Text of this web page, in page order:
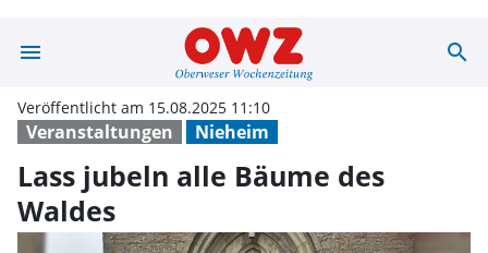
menu Lass jubeln alle
search
Veranstaltungen Nieheim
Veröffentlicht am 15.08.2025 11:10
Lass jubeln alle Bäume des
Waldes